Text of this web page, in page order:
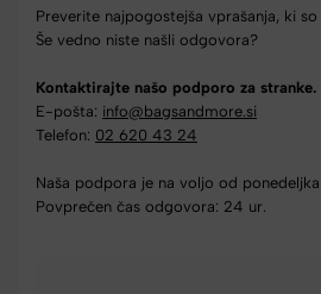
Preverite najpogostejša vprašanja, ki
Še vedno niste našli odgovora?
Kontaktirajte našo podporo za stranke.
E-pošta: info@bagsandmore.si
Telefon: 02 620 43 24
Naša podpora je na voljo od
Povprečen čas odgovora: 24 ur.